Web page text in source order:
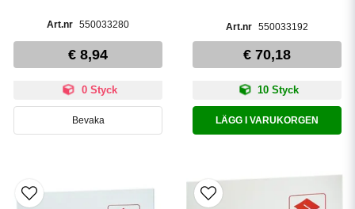
550033280
€ 8,94
0 Styck
Bevaka
550033192
€ 70,18
10 Styck
LÄGG I VARUKORGEN